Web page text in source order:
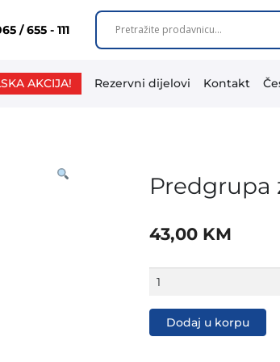
/ 655 - 111
AKCIJA! Rezervni dijelovi Kontakt
Predgrupa
43,00 KM
za
VAT
Dodaj u korpu